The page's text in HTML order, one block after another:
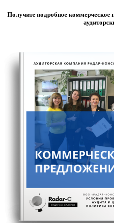
Получите подробное коммерческое